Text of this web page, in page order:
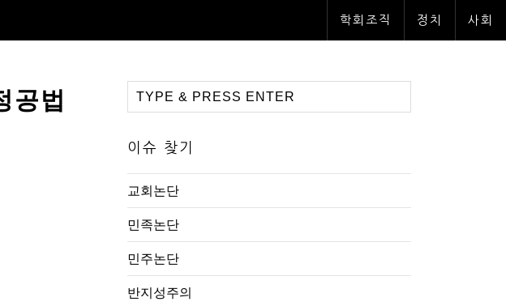
학회조직 정치 사회
공법
이슈 찾기
교회논단
민족논단
민주논단
반지성주의